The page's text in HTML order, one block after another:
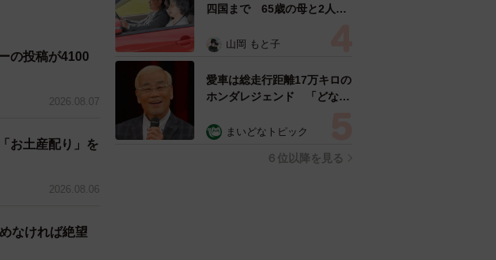
の投稿が4100
2026.08.07
お土産配り」を
2026.08.06
なければ絶望
四国まで 65歳の母と2人で
憩まで分刻み… 「大学生で
山岡 もと子
愛車は総走行距離17万キロの
ホンダレジェンド 「どなた
所漫才師が譲渡の意向
まいどなトピック
６位以降を見る